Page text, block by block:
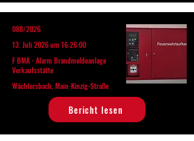
088/2026
13. Juli 2026 um 16:26:00
F BMA - Alarm Brandmeldeanlage
Verkaufsstätte
Wächtersbach, Main-Kinzig-Straße
Bericht lesen